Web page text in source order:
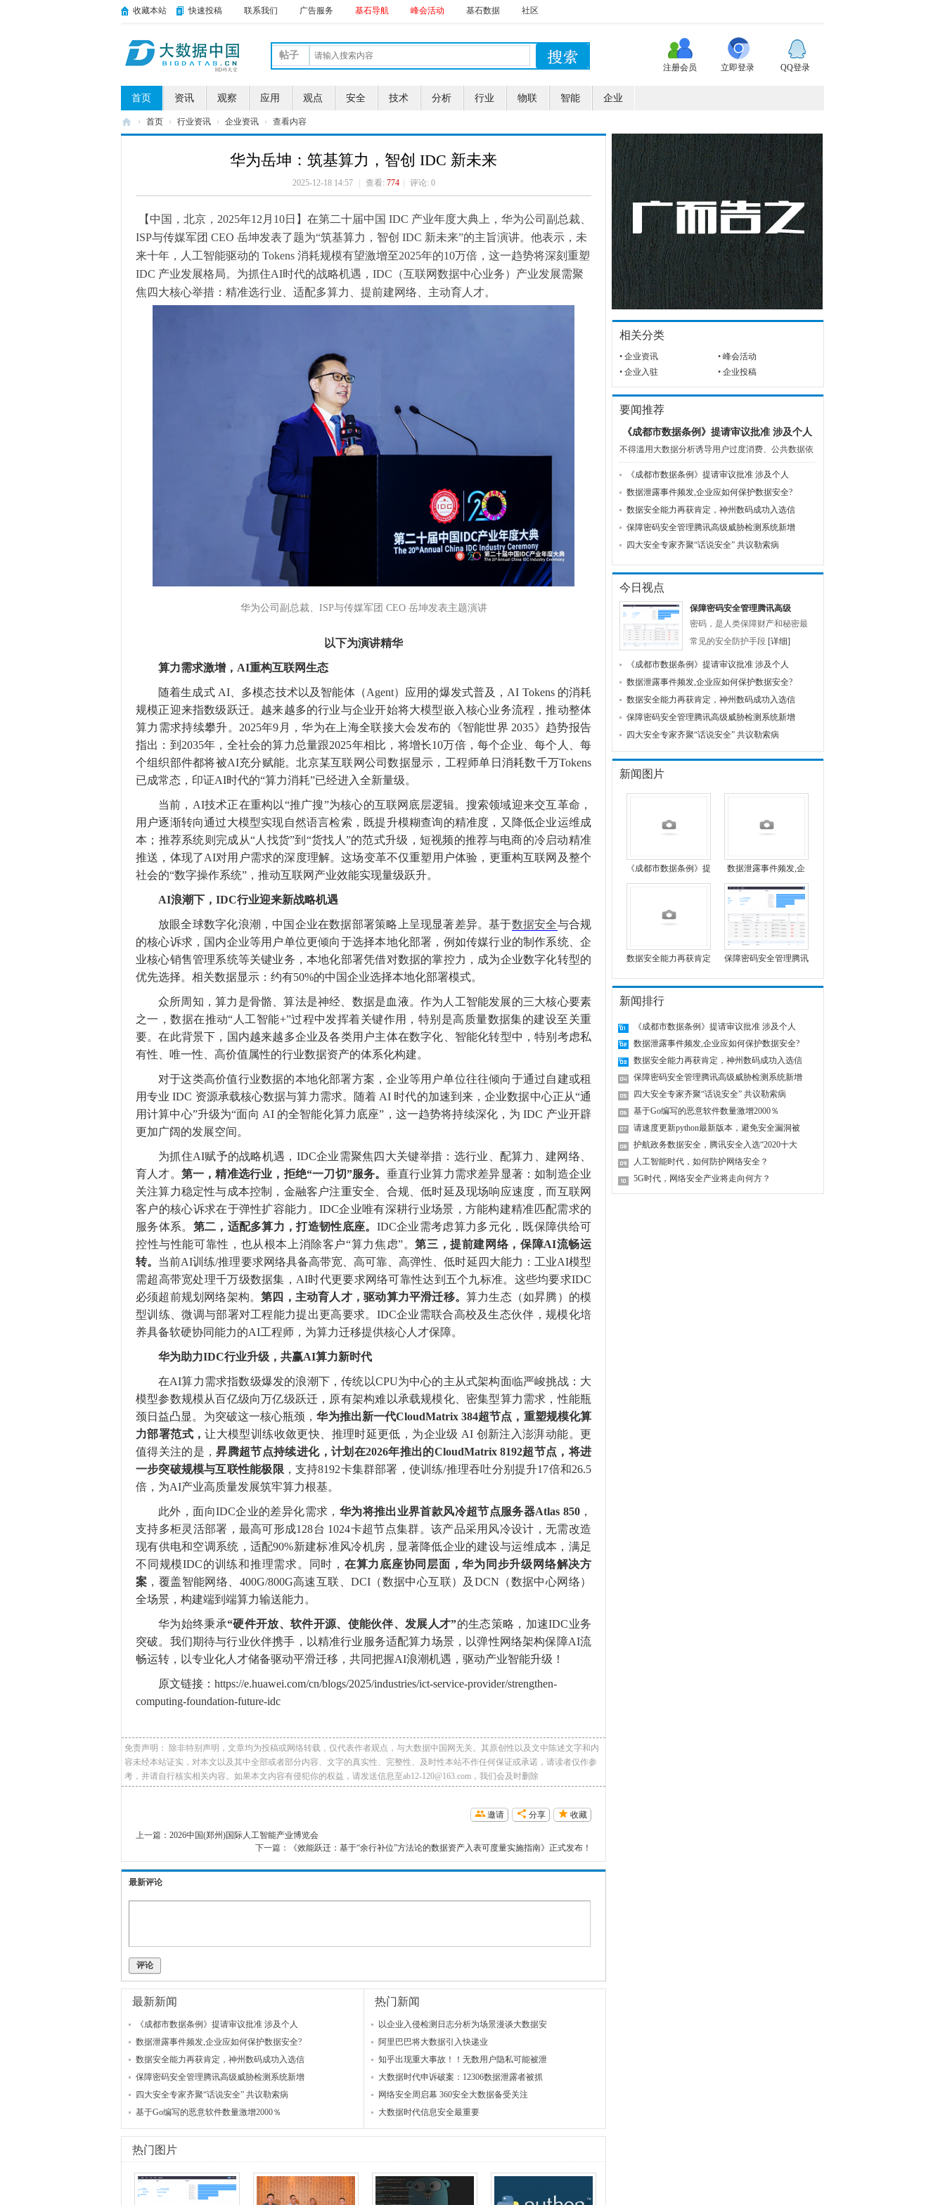
收藏本站 快速投稿 联系我们 广告服务 基石导航 峰会活动 基石数据 社区
帖子
注册会员 立即登录 QQ登录
首页 资讯 观察 应用 观点 安全 技术 分析 行业 物联 智能 企业
› 首页 › 行业资讯 › 企业资讯 › 查看内容
华为岳坤：筑基算力，智创 IDC 新未来
2025-12-18 14:57 查看: 774 评论: 0
【中国，北京，2025年12月10日】在第二十届中国 IDC 产业年度大典上，华为公司副总裁、
ISP与传媒军团 CEO 岳坤发表了题为“筑基算力，智创 IDC 新未来”的主旨演讲。他表示，未
来十年，人工智能驱动的 Tokens 消耗规模有望激增至2025年的10万倍，这一趋势将深刻重塑
IDC 产业发展格局。为抓住AI时代的战略机遇，IDC（互联网数据中心业务）产业发展需聚
焦四大核心举措：精准选行业、适配多算力、提前建网络、主动育人才。
华为公司副总裁、ISP与传媒军团 CEO 岳坤发表主题演讲
以下为演讲精华
算力需求激增 ， AI重构互联网生态
随着生成式 AI、多模态技术以及智能体（Agent）应用的爆发式普及，AI Tokens 的消耗
规模正迎来指数级跃迁。越来越多的行业与企业开始将大模型嵌入核心业务流程，推动整体
算力需求持续攀升。2025年9月，华为在上海全联接大会发布的《智能世界 2035》趋势报告
指出：到2035年，全社会的算力总量跟2025年相比，将增长10万倍，每个企业、每个人、每
个组织部件都将被AI充分赋能。北京某互联网公司数据显示，工程师单日消耗数千万Tokens
已成常态，印证AI时代的“算力消耗”已经进入全新量级。
当前，AI技术正在重构以“推广搜”为核心的互联网底层逻辑。搜索领域迎来交互革命，
用户逐渐转向通过大模型实现自然语言检索，既提升模糊查询的精准度，又降低企业运维成
本；推荐系统则完成从“人找货”到“货找人”的范式升级，短视频的推荐与电商的冷启动精准
推送，体现了AI对用户需求的深度理解。这场变革不仅重塑用户体验，更重构互联网及整个
社会的“数字操作系统”，推动互联网产业效能实现量级跃升。
AI浪潮下，IDC行业迎来新战略机遇
放眼全球数字化浪潮，中国企业在数据部署策略上呈现显著差异。基于数据安全与合规
的核心诉求，国内企业等用户单位更倾向于选择本地化部署，例如传媒行业的制作系统、企
业核心销售管理系统等关键业务，本地化部署凭借对数据的掌控力，成为企业数字化转型的
优先选择。相关数据显示：约有50%的中国企业选择本地化部署模式。
众所周知，算力是骨骼、算法是神经、数据是血液。作为人工智能发展的三大核心要素
之一，数据在推动“人工智能+”过程中发挥着关键作用，特别是高质量数据集的建设至关重
要。在此背景下，国内越来越多企业及各类用户主体在数字化、智能化转型中，特别考虑私
有性、唯一性、高价值属性的行业数据资产的体系化构建。
对于这类高价值行业数据的本地化部署方案，企业等用户单位往往倾向于通过自建或租
用专业 IDC 资源承载核心数据与算力需求。随着 AI 时代的加速到来，企业数据中心正从“通
用计算中心”升级为“面向 AI 的全智能化算力底座”，这一趋势将持续深化，为 IDC 产业开辟
更加广阔的发展空间。
为抓住AI赋予的战略机遇，IDC企业需聚焦四大关键举措：选行业、配算力、建网络、
育人才。 第一，精准选行业， 拒绝“一刀切”服务。 垂直行业算力需求差异显著：如制造企业
关注算力稳定性与成本控制，金融客户注重安全、合规、低时延及现场响应速度，而互联网
客户的核心诉求在于弹性扩容能力。IDC企业唯有深耕行业场景，方能构建精准匹配需求的
服务体系。 第二，适配多算力，打造韧性底座。 IDC企业需考虑算力多元化，既保障供给可
控性与性能可靠性，也从根本上消除客户“算力焦虑”。第三，提前建网络， 保障AI流畅运
转。 当前AI训练/推理要求网络具备高带宽、高可靠、高弹性、低时延四大能力：工业AI模型
需超高带宽处理千万级数据集，AI时代更要求网络可靠性达到五个九标准。这些均要求IDC
必须超前规划网络架构。第四，主动育人才，驱动算力平滑迁移。算力生态（如昇腾）的模
型训练、微调与部署对工程能力提出更高要求。IDC企业需联合高校及生态伙伴，规模化培
养具备软硬协同能力的AI工程师，为算力迁移提供核心人才保障。
华为助力IDC行业升级 ， 共赢AI算力新时代
在AI算力需求指数级爆发的浪潮下，传统以CPU为中心的主从式架构面临严峻挑战：大
模型参数规模从百亿级向万亿级跃迁，原有架构难以承载规模化、密集型算力需求，性能瓶
颈日益凸显。为突破这一核心瓶颈，华为推出新一代CloudMatrix 384超节点，重塑规模化算
力部署范式，让大模型训练收敛更快、推理时延更低，为企业级 AI 创新注入澎湃动能。更
值得关注的是，昇腾超节点持续进化， 计划在2026年推出的CloudMatrix8192超节点 ，将进
一步突破规模与互联性能极限 ，支持8192卡集群部署，使训练/推理吞吐分别提升17倍和26.5
倍，为AI产业高质量发展筑牢算力根基。
此外，面向IDC企业的差异化需求， 华为将推出业界首款风冷超节点服务器Atlas 850，
支持多柜灵活部署，最高可形成128台 1024卡超节点集群。该产品采用风冷设计，无需改造
现有供电和空调系统，适配90%新建标准风冷机房，显著降低企业的建设与运维成本，满足
不同规模IDC的训练和推理需求。同时， 在算力底座协同层面，华为同步升级网络解决方
案 ，覆盖智能网络、400G/800G高速互联、DCI（数据中心互联）及DCN（数据中心网络）
全场景，构建端到端算力输送能力。
华为始终秉承“硬件开放、软件开源、使能伙伴、发展人才”的生态策略，加速IDC业务
突破。我们期待与行业伙伴携手，以精准行业服务适配算力场景，以弹性网络架构保障AI流
畅运转，以专业化人才储备驱动平滑迁移，共同把握AI浪潮机遇，驱动产业智能升级！
原文链接：https://e.huawei.com/cn/blogs/2025/industries/ict-service-provider/strengthen-
computing-foundation-future-idc
免责声明： 除非特别声明，文章均为投稿或网络转载，仅代表作者观点，与大数据中国网无关。其原创性以及文中陈述文字和内
容未经本站证实，对本文以及其中全部或者部分内容、文字的真实性、完整性、及时性本站不作任何保证或承诺，请读者仅作参
考，并请自行核实相关内容。如果本文内容有侵犯你的权益，请发送信息至ab12-120@163.com，我们会及时删除
收藏
分享
邀请
上一篇： 2026中国(郑州)国际人工智能产业博览会
下一篇：
《效能跃迁：基于“余行补位”方法论的数据资产入表可度量实施指南》正式发布！
最新评论
评论
最新新闻
《成都市数据条例》提请审议批准 涉及个人
数据泄露事件频发,企业应如何保护数据安全?
数据安全能力再获肯定，神州数码成功入选信
保障密码安全管理腾讯高级威胁检测系统新增
四大安全专家齐聚“话说安全” 共议勒索病
基于Go编写的恶意软件数量激增2000％
热门新闻
以企业入侵检测日志分析为场景漫谈大数据安
阿里巴巴将大数据引入快递业
知乎出现重大事故！！无数用户隐私可能被泄
大数据时代申诉破案：12306数据泄露者被抓
网络安全周启幕 360安全大数据备受关注
大数据时代信息安全最重要
热门图片
相关分类
• 企业资讯 • 峰会活动
• 企业入驻 • 企业投稿
要闻推荐
《成都市数据条例》提请审议批准 涉及个人
不得滥用大数据分析诱导用户过度消费、公共数据依
《成都市数据条例》提请审议批准 涉及个人
数据泄露事件频发,企业应如何保护数据安全?
数据安全能力再获肯定，神州数码成功入选信
保障密码安全管理腾讯高级威胁检测系统新增
四大安全专家齐聚“话说安全” 共议勒索病
今日视点
保障密码安全管理腾讯高级
密码，是人类保障财产和秘密最
常见的安全防护手段 [详细]
《成都市数据条例》提请审议批准 涉及个人
数据泄露事件频发,企业应如何保护数据安全?
数据安全能力再获肯定，神州数码成功入选信
保障密码安全管理腾讯高级威胁检测系统新增
四大安全专家齐聚“话说安全” 共议勒索病
新闻图片
《成都市数据条例》提 数据泄露事件频发,企
数据安全能力再获肯定 保障密码安全管理腾讯
新闻排行
《成都市数据条例》提请审议批准 涉及个人
数据泄露事件频发,企业应如何保护数据安全?
数据安全能力再获肯定，神州数码成功入选信
保障密码安全管理腾讯高级威胁检测系统新增
四大安全专家齐聚“话说安全” 共议勒索病
基于Go编写的恶意软件数量激增2000％
请速度更新python最新版本，避免安全漏洞被
护航政务数据安全，腾讯安全入选“2020十大
人工智能时代，如何防护网络安全？
5G时代，网络安全产业将走向何方？